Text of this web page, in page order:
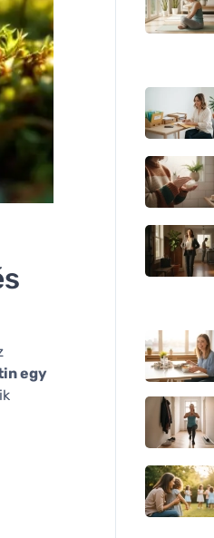
egy